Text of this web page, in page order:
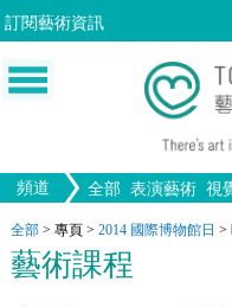
訂閱藝術資訊
頻道 全部 表演藝術 視
音樂 舞蹈
歌劇/音樂劇
繪畫 畫圖
手工藝
生活 文物
全部 > 專頁 > 2014 國際博物館日 >
藝術課程